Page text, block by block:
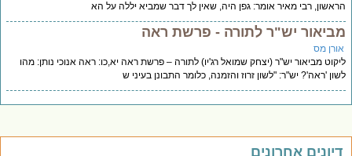
רבי מאיר אומר: גפן היה, שאין לך דבר שמביא יללה על הא
יש"ר לתורה - פרשת ראה
מס
מביאור יש"ר (יצחק שמואל רג'יו) לתורה – פרשת ראה יא,כו: ראה אנוכי נותן: מהו
'ראה'? יש"ר: "לשון זרוז והזמנה, כלומר התבונן בעיני ש
אחרונים